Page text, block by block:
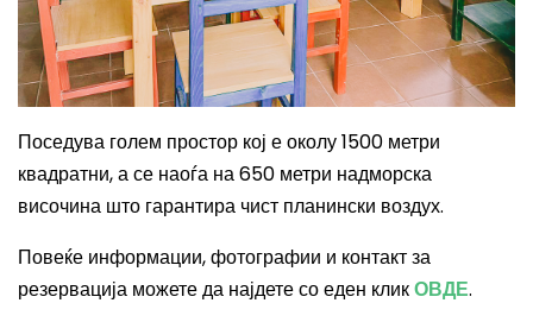
Поседува голем простор кој е околу 1500 метри
квадратни, а се наоѓа на 650 метри надморска
височина што гарантира чист планински воздух.
Повеќе информации, фотографии и контакт за
резервација можете да најдете со еден кликОВДЕ.